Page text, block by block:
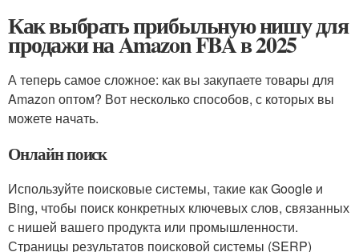
Как выбрать прибыльную нишу для
продажи на Amazon FBA в 2025
А теперь самое сложное: как вы закупаете товары для
Amazon оптом? Вот несколько способов, с которых вы
можете начать.
Онлайн поиск
Используйте поисковые системы, такие как Google и
Bing, чтобы поиск конкретных ключевых слов, связанных
с нишей вашего продукта или промышленности.
Страницы результатов поисковой системы (SERP)